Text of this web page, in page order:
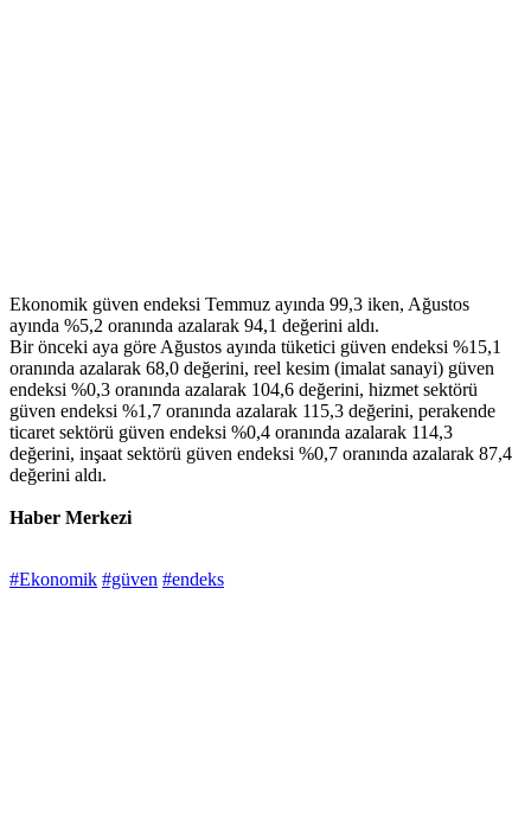
Ekonomik güven endeksi Temmuz ayında 99,3 iken, Ağustos
ayında %5,2 oranında azalarak 94,1 değerini aldı.
Bir önceki aya göre Ağustos ayında tüketici güven endeksi %15,1
oranında azalarak 68,0 değerini, reel kesim (imalat sanayi) güven
endeksi %0,3 oranında azalarak 104,6 değerini, hizmet sektörü
güven endeksi %1,7 oranında azalarak 115,3 değerini, perakende
ticaret sektörü güven endeksi %0,4 oranında azalarak 114,3
değerini, inşaat sektörü güven endeksi %0,7 oranında azalarak 87,4
değerini aldı.
Haber Merkezi
#Ekonomik #güven #endeks